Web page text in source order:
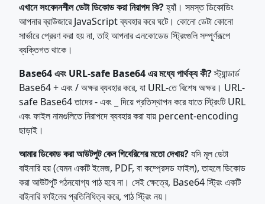
এখানে সংবেদনশীল ডেটা ডিকোড করা নিরাপদ কি?হ্যাঁ। সমস্ত ডিকোডিং
আপনার ব্রাউজারে JavaScript ব্যবহার করে ঘটে। কোনো ডেটা কোনো
সার্ভারে প্রেরণ করা হয় না, তাই আপনার এনকোডেড স্ট্রিংগুলি সম্পূর্ণরূপে
ব্যক্তিগত থাকে।
Base64 এবং URL-safe Base64 এর মধ্যে পার্থক্য কী?স্ট্যান্ডার্ড
Base64 + এবং / অক্ষর ব্যবহার করে, যা URL-তে বিশেষ অক্ষর। URL-
safe Base64 তাদের - এবং _ দিয়ে প্রতিস্থাপন করে যাতে স্ট্রিংটি URL
এবং ফাইল নামগুলিতে নিরাপদে ব্যবহার করা যায় percent-encoding
ছাড়াই।
আমার ডিকোড করা আউটপুট কেন গিবেরিশের মতো দেখায়?যদি মূল ডেটা
বাইনারি হয় (যেমন একটি ইমেজ, PDF, বা কম্প্রেসড ফাইল), তাহলে ডিকোড
করা আউটপুট পঠনযোগ্য পাঠ হবে না। সেই ক্ষেত্রে, Base64 স্ট্রিং একটি
বাইনারি ফাইলের প্রতিনিধিত্ব করে, পাঠ স্ট্রিং নয়।